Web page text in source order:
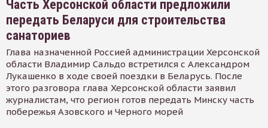
Часть Херсонской области предложили
передать Беларуси для строительства
санаториев
Глава назначенной Россией администрации Херсонской
области Владимир Сальдо встретился с Александром
Лукашенко в ходе своей поездки в Беларусь. После
этого разговора глава Херсонской области заявил
журналистам, что регион готов передать Минску часть
побережья Азовского и Черного морей